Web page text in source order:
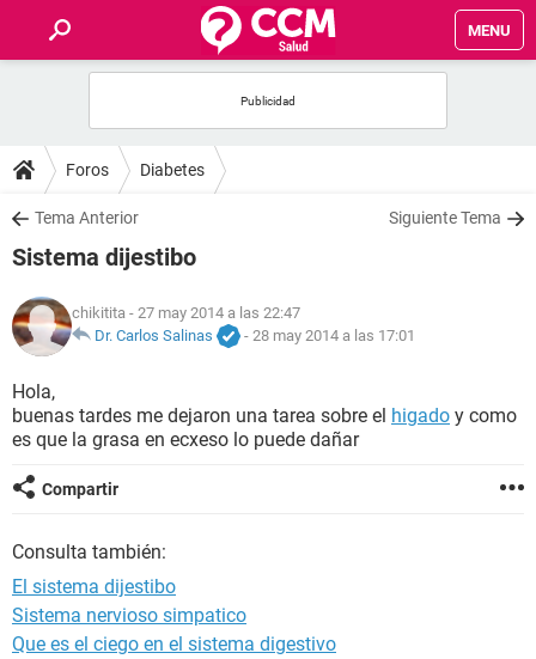
MENU
FOROS
SALUD
NUTRICIÓN
BIENESTAR
Foros Diabetes
Tema Anterior Siguiente Tema
Sistema dijestibo
chikitita - 27 may 2014 a las 22:47
Dr. Carlos Salinas
- 28 may 2014 a las 17:01
Hola,
buenas tardes me dejaron una tarea sobre el higado y como
es que la grasa en ecxeso lo puede dañar
Compartir
Consulta también:
El sistema dijestibo
Sistema nervioso simpatico
Que es el ciego en el sistema digestivo